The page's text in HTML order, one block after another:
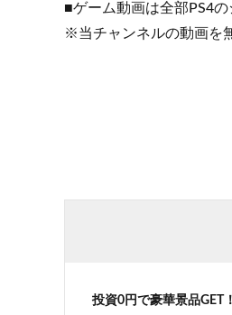
■ゲーム動画は全部PS4
※当チャンネルの動画を
投資0円で豪華景品GET